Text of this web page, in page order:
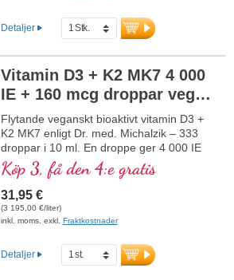
vegetariskt specialråmaterial i optimal
kombination med den särskilt bioaktiva all-
bättre biotillgänglighet. Denna optimala
kombination bidrar till att bibehålla normal
benstomme, bidrar till normal
muskelfunktion samt till immunsystemets
normala funktion. Tillverkat i Tyskland
utan genteknik i egen kontrollerad
produktion som funnits i 25 år, vegetariskt
utan tillsatser och laboratorietestat.
Utvecklat av läkare.
mer information om vitamin D3 + K2
Detaljer
Vitamin D3 + K2 MK7 4 000
IE + 160 mcg droppar veg
(10 ml)NY
Flytande veganskt bioaktivt vitamin D3 +
K2 MK7 enligt Dr. med. Michalzik – 333
droppar i 10 ml. En droppe ger 4 000 IE
vitamin D3 och 160 μg K2 (MK7 all-trans).
Högsta premiumkvalitet av högkvalitativa
kontrollerade lavar (inte från alger!) i
optimal kombination med en särskilt
bioaktiv all-trans K2-form, helt växtbaserat
pesticidfritt odlad kokos-MCT-olja för
bättre biotillgänglighet. Denna optimala
Köp 3, få den 4:e gratis
31,95 €
(3 195,00 €/liter)
inkl. moms. exkl. Fraktkostnader
Detaljer